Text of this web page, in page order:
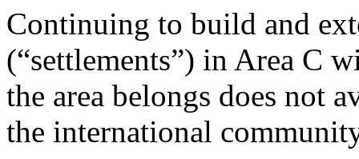
Continuing to build and
(“settlements”) in Area C
the area belongs does not
the international